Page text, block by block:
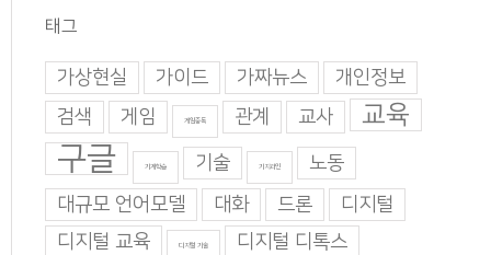
태그
가상현실 가이드 가짜뉴스
개인정보
검색
게임 게임중독 관계 교사 교육
구글 기계학습 기술 기지과인
노동
대규모 언어모델
대화 드론
디지털
디지털 교육
디지털 기술
디지털 디톡스